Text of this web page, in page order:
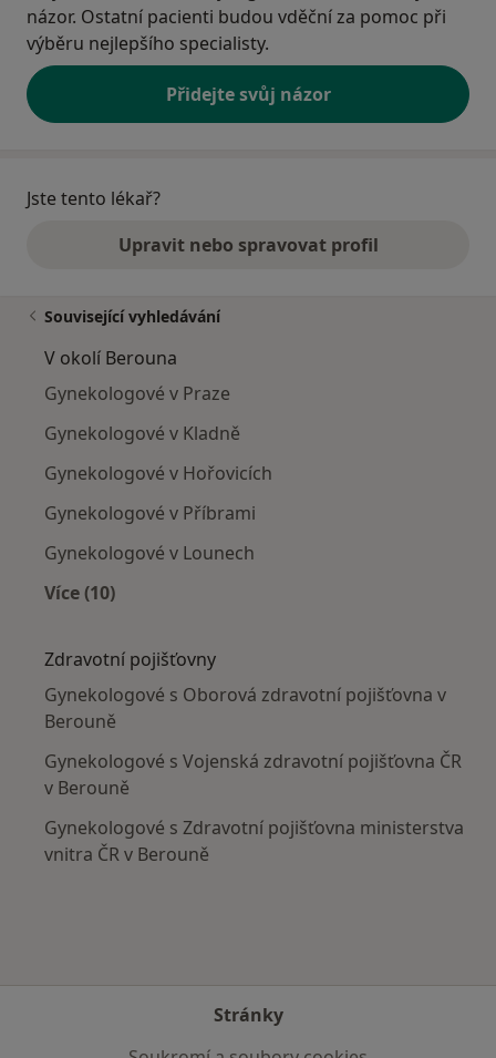
názor. Ostatní pacienti budou vděční za pomoc při
výběru nejlepšího specialisty.
Přidejte svůj názor
Jste tento lékař?
Upravit nebo spravovat profil
Související vyhledávání
V okolí Berouna
Gynekologové v Praze
Gynekologové v Kladně
Gynekologové v Hořovicích
Gynekologové v Příbrami
Gynekologové v Lounech
Více (10)
Zdravotní pojišťovny
Gynekologové s Oborová zdravotní pojišťovna v
Berouně
Gynekologové s Vojenská zdravotní pojišťovna ČR
v Berouně
Gynekologové s Zdravotní pojišťovna ministerstva
vnitra ČR v Berouně
Stránky